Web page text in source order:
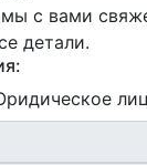
с вами
детали.